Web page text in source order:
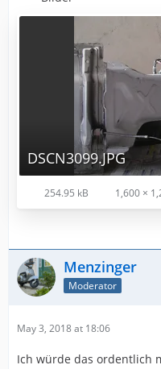
DSCN3099.JPG
254.95 kB 1,600 ×
Menzinger
Moderator
May 3, 2018 at 18:06
Ich würde das ordentlich